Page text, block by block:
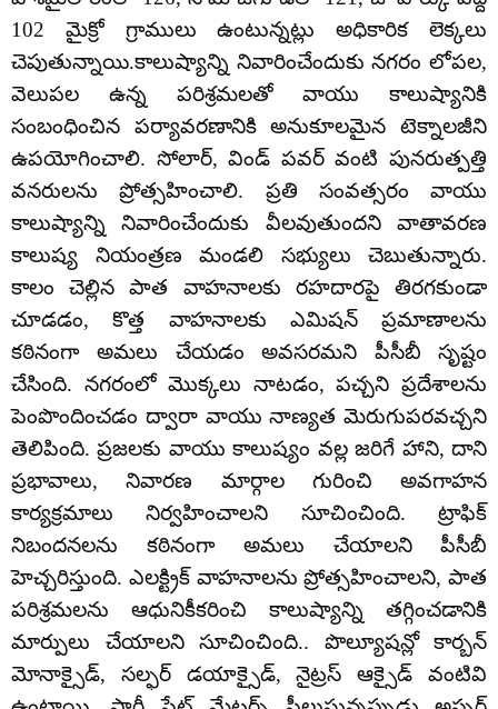
102 మైక్రో గ్రాములు ఉంటున్నట్లు అధికారిక లెక్కలు
చెపుతున్నాయి.కాలుష్యాన్ని నివారించేందుకు నగరం లోపల,
వెలుపల ఉన్న పరిశ్రమలతో వాయు కాలుష్యానికి
సంబంధించిన పర్యావరణానికి అనుకూలమైన టెక్నాలజీని
ఉపయోగించాలి. సోలార్, విండ్ పవర్ వంటి పునరుత్పత్తి
వనరులను ప్రోత్సహించాలి. ప్రతి సంవత్సరం వాయు
కాలుష్యాన్ని నివారించేందుకు వీలవుతుందని వాతావరణ
కాలుష్య నియంత్రణ మండలి సభ్యులు చెబుతున్నారు.
కాలం చెల్లిన పాత వాహనాలకు రహదారపై తిరగకుండా
చూడడం, కొత్త వాహనాలకు ఎమిషన్ ప్రమాణాలను
కఠినంగా అమలు చేయడం అవసరమని పీసీబీ సృష్టం
చేసింది. నగరంలో మొక్కలు నాటడం, పచ్చని ప్రదేశాలను
పెంపొందించడం ద్వారా వాయు నాణ్యత మెరుగుపరవచ్చని
తెలిపింది. ప్రజలకు వాయు కాలుష్యం వల్ల జరిగే హాని, దాని
ప్రభావాలు, నివారణ మార్గాల గురించి అవగాహన
కార్యక్రమాలు నిర్వహించాలని సూచించింది. ట్రాఫిక్
నిబందనలను కఠినంగా అమలు చేయాలని పీసీబీ
హెచ్చరిస్తుంది. ఎలక్ట్రిక్ వాహనాలను ప్రోత్సహించాలని, పాత
పరిశ్రమలను ఆధునికీకరించి కాలుష్యాన్ని తగ్గించడానికి
మార్పులు చేయాలని సూచించింది.. పొల్యూషన్లో కార్బన్
మోనాక్సైడ్, సల్ఫర్ డయాక్సైడ్, నైట్రస్ ఆక్సైడ్ వంటివి